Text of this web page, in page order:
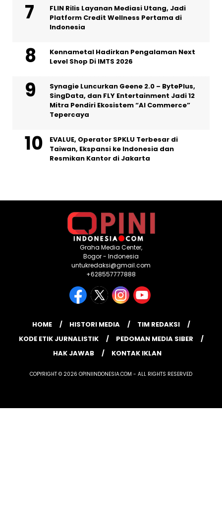
FLIN Rilis Layanan Mediasi Utang, Jadi
Platform Credit Wellness Pertama di
Indonesia
Kennametal Hadirkan Pengalaman Next
Level Shop Di IMTS 2026
Synagie Luncurkan Geene 2.0 – BytePlus,
SingData, dan FLY Entertainment Jadi 12
Mitra Pendiri Ekosistem “AI Commerce”
Tepercaya
EVALUE, Operator SPKLU Terbesar di
Taiwan, Ekspansi ke Indonesia dan
Resmikan Kantor di Jakarta
Graha Media Center,
Bogor - Indonesia
untukredaksi@gmail.com
+628557777888
HOME HISTORI MEDIA
TIM REDAKSI
KODE ETIK JURNALISTIK
PEDOMAN MEDIA SIBER
HAK JAWAB
KONTAK IKLAN
COPYRIGHT © 2026 OPINIINDONESIA.COM - ALL RIGHTS RESERVED